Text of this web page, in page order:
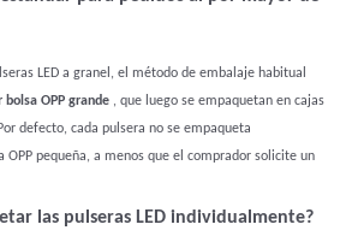
LED a granel, el método de embalaje habitual
bolsa OPP grande , que luego se empaquetan en cajas
defecto, cada pulsera no se empaqueta
pequeña, a menos que el comprador solicite un
las pulseras LED individualmente?